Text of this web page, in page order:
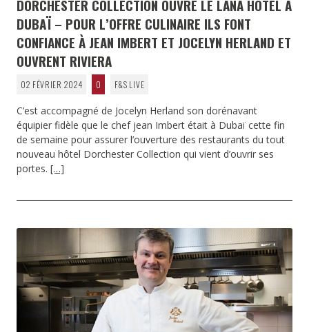
DORCHESTER COLLECTION OUVRE LE LANA HÔTEL À
DUBAÏ – POUR L’OFFRE CULINAIRE ILS FONT
CONFIANCE À JEAN IMBERT ET JOCELYN HERLAND ET
OUVRENT RIVIERA
02 FÉVRIER 2024 0 F&S LIVE
C’est accompagné de Jocelyn Herland son dorénavant
équipier fidèle que le chef jean Imbert était à Dubaï cette fin
de semaine pour assurer l’ouverture des restaurants du tout
nouveau hôtel Dorchester Collection qui vient d’ouvrir ses
portes. […]